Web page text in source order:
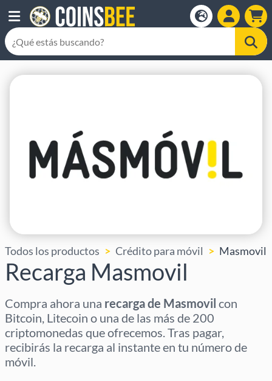
Todos los productos Crédito para móvil Masmovil
Recarga Masmovil
Compra ahora una recarga de Masmovil con
Bitcoin, Litecoin o una de las más de 200
criptomonedas que ofrecemos. Tras pagar,
recibirás la recarga al instante en tu número de
móvil.